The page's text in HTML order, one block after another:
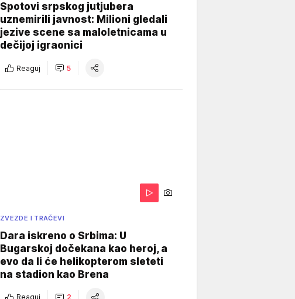
Spotovi srpskog jutjubera
uznemirili javnost: Milioni gledali
jezive scene sa maloletnicama u
dečijoj igraonici
Reaguj 5
ZVEZDE I TRAČEVI
Dara iskreno o Srbima: U
Bugarskoj dočekana kao heroj, a
evo da li će helikopterom sleteti
na stadion kao Brena
Reaguj 2